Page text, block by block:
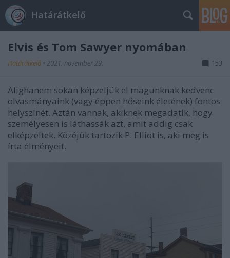
Határátkelő
Elvis és Tom Sawyer nyomában
Határátkelő • 2021. november 29. 153
Alighanem sokan képzeljük el magunknak kedvenc
olvasmányaink (vagy éppen hőseink életének) fontos
helyszínét. Aztán vannak, akiknek megadatik, hogy
személyesen is láthassák azt, amit addig csak
elképzeltek. Közéjük tartozik P. Elliot is, aki meg is
írta élményeit.